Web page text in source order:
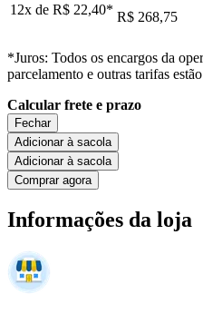
12x de R$ 22,40* R$ 268,75
*Juros: Todos os encargos da
parcelamento e outras tarifas
Calcular frete e prazo
Fechar
Adicionar à sacola
Adicionar à sacola
Comprar agora
Informações da loja